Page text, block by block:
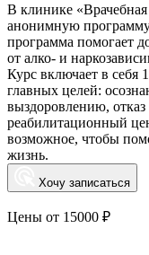
В клинике
анонимную
программа помогает
от алко- и
Курс включает в себя
главных целей:
выздоровлению, отказ
реабилитационный
возможное, чтобы
жизнь.
Хочу записаться
Цены от 15000 ₽